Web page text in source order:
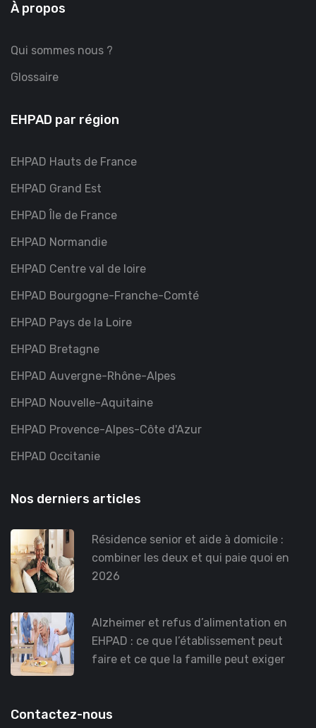
À propos
Qui sommes nous ?
Glossaire
EHPAD par région
EHPAD Hauts de France
EHPAD Grand Est
EHPAD Île de France
EHPAD Normandie
EHPAD Centre val de loire
EHPAD Bourgogne-Franche-Comté
EHPAD Pays de la Loire
EHPAD Bretagne
EHPAD Auvergne-Rhône-Alpes
EHPAD Nouvelle-Aquitaine
EHPAD Provence-Alpes-Côte d'Azur
EHPAD Occitanie
Nos derniers articles
Résidence senior et aide à domicile :
combiner les deux et qui paie quoi en
2026
Alzheimer et refus d’alimentation en
EHPAD : ce que l’établissement peut
faire et ce que la famille peut exiger
Contactez-nous